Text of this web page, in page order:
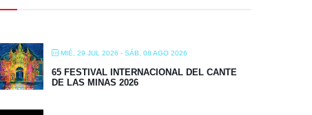
MIÉ, 29 JUL 2026 - SÁB, 08 AGO 2026
65 FESTIVAL INTERNACIONAL DEL CANTE
DE LAS MINAS 2026